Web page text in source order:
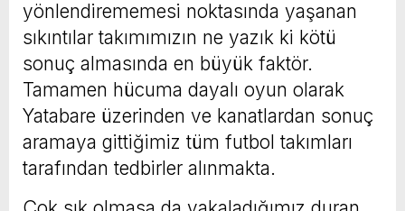
yönlendirememesi noktasında yaşanan
sıkıntılar takımımızın ne yazık ki kötü
sonuç almasında en büyük faktör.
Tamamen hücuma dayalı oyun olarak
Yatabare üzerinden ve kanatlardan sonuç
aramaya gittiğimiz tüm futbol takımları
tarafından tedbirler alınmakta.